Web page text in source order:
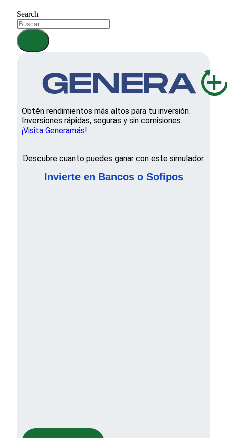
Search
Obtén rendimientos más altos para tu inversión.
Inversiones rápidas, seguras y sin comisiones.
¡Visita Generamás!
Descubre cuanto puedes ganar con este simulador.
Invierte en Bancos o Sofipos